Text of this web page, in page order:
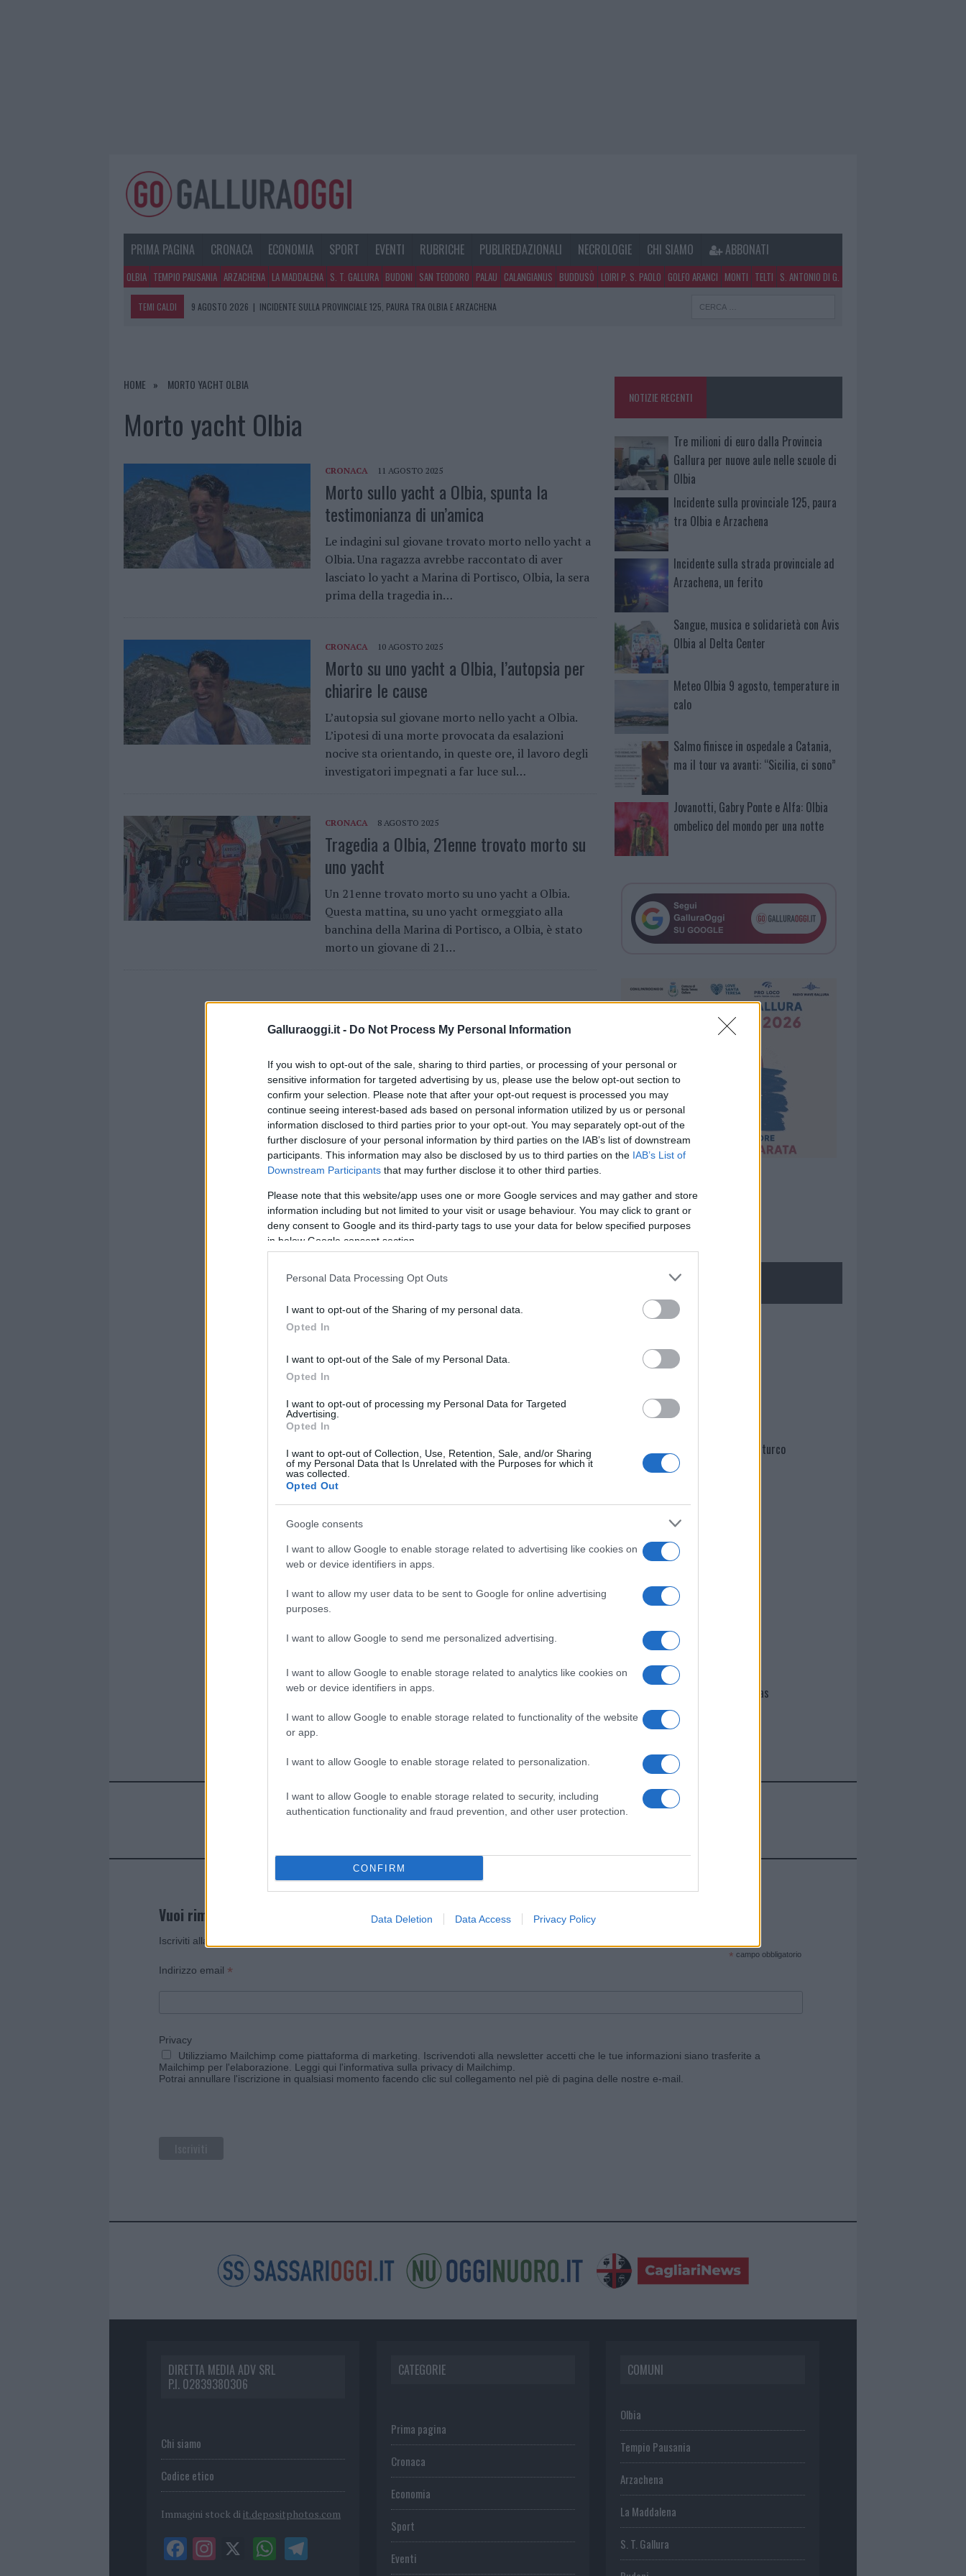
Galluraoggi.it - Do Not Process My Personal Information
If you wish to opt-out of the sale, sharing to third parties, or processing of your personal or
sensitive information for targeted advertising by us, please use the below opt-out section to
confirm your selection. Please note that after your opt-out request is processed you may
continue seeing interest-based ads based on personal information utilized by us or personal
information disclosed to third parties prior to your opt-out. You may separately opt-out of the
further disclosure of your personal information by third parties on the IAB’s list of downstream
participants. This information may also be disclosed by us to third parties on the IAB’s List of
Downstream Participants that may further disclose it to other third parties.
Please note that this website/app uses one or more Google services and may gather and store
information including but not limited to your visit or usage behaviour. You may click to grant or
deny consent to Google and its third-party tags to use your data for below specified purposes
in below Google consent section.
Personal Data Processing Opt Outs
I want to opt-out of the Sharing of my personal data.
Opted In
I want to opt-out of the Sale of my Personal Data.
Opted In
I want to opt-out of processing my Personal Data for Targeted
Advertising.
Opted In
I want to opt-out of Collection, Use, Retention, Sale, and/or Sharing
of my Personal Data that Is Unrelated with the Purposes for which it
was collected.
Opted Out
Google consents
I want to allow Google to enable storage related to advertising like cookies on
web or device identifiers in apps.
I want to allow my user data to be sent to Google for online advertising
purposes.
I want to allow Google to send me personalized advertising.
I want to allow Google to enable storage related to analytics like cookies on
web or device identifiers in apps.
I want to allow Google to enable storage related to functionality of the website
or app.
I want to allow Google to enable storage related to personalization.
I want to allow Google to enable storage related to security, including
authentication functionality and fraud prevention, and other user protection.
CONFIRM
Data Deletion Data Access Privacy Policy
PRIMA PAGINA CRONACA ECONOMIA SPORT EVENTI RUBRICHE PUBLIREDAZIONALI NECROLOGIE CHI SIAMO ABBONATI
OLBIA TEMPIO PAUSANIA ARZACHENA LA MADDALENA S. T. GALLURA BUDONI SAN TEODORO PALAU CALANGIANUS BUDDUSÒ LOIRI P. S. PAOLO GOLFO ARANCI MONTI TELTI S. ANTONIO DI G.
TEMI CALDI 9 AGOSTO 2026 | INCIDENTE SULLA PROVINCIALE 125, PAURA TRA OLBIA E ARZACHENA
8 AGOSTO 2026 | METEO OLBIA 9 AGOSTO, TEMPERATURE IN CALO
HOME MORTO YACHT OLBIA
Morto yacht Olbia
CRONACA 11 AGOSTO 2025
Morto sullo yacht a Olbia, spunta la
testimonianza di un’amica
Le indagini sul giovane trovato morto nello yacht a
Olbia. Una ragazza avrebbe raccontato di aver
lasciato lo yacht a Marina di Portisco, Olbia, la sera
prima della tragedia in…
CRONACA 10 AGOSTO 2025
Morto su uno yacht a Olbia, l’autopsia per
chiarire le cause
L’autopsia sul giovane morto nello yacht a Olbia.
L’ipotesi di una morte provocata da esalazioni
nocive sta orientando, in queste ore, il lavoro degli
investigatori impegnati a far luce sul…
CRONACA 8 AGOSTO 2025
Tragedia a Olbia, 21enne trovato morto su
uno yacht
Un 21enne trovato morto su uno yacht a Olbia.
Questa mattina, su uno yacht ormeggiato alla
banchina della Marina di Portisco, a Olbia, è stato
morto un giovane di 21…
NOTIZIE RECENTI
Tre milioni di euro dalla Provincia
Gallura per nuove aule nelle scuole di
Olbia
Incidente sulla provinciale 125, paura
tra Olbia e Arzachena
Incidente sulla strada provinciale ad
Arzachena, un ferito
Sangue, musica e solidarietà con Avis
Olbia al Delta Center
Meteo Olbia 9 agosto, temperature in
calo
Salmo finisce in ospedale a Catania,
ma il tour va avanti: “Sicilia, ci sono”
Jovanotti, Gabry Ponte e Alfa: Olbia
ombelico del mondo per una notte
NECROLOGIE
Martina Agostina Diturco
I nostri cari
I nostri cari
Giovannimaria Cabras
Invia un Comunicato Stampa|Pubblicità|Segnala
Vuoi rimanere sempre aggiornato?
Iscriviti alla newsletter di Gallura Oggi e ricevi le nostre email periodiche contenenti le ultime notizie pubblicate sul sito web!
* campo obbligatorio
Indirizzo email *
Privacy
Utilizziamo Mailchimp come piattaforma di marketing. Iscrivendoti alla newsletter accetti che le tue informazioni siano trasferite a
Mailchimp per l'elaborazione. Leggi qui l'informativa sulla privacy di Mailchimp
Potrai annullare l'iscrizione in qualsiasi momento facendo clic sul collegamento nel piè di pagina delle nostre e-mail.
DIRETTA MEDIA ADV SRL
P.I. 02839380306
Chi siamo
Codice etico
Immagini stock di it.depositphotos.com
CATEGORIE
Prima pagina
Cronaca
Economia
Sport
Eventi
COMUNI
Olbia
Tempio Pausania
Arzachena
La Maddalena
S. T. Gallura